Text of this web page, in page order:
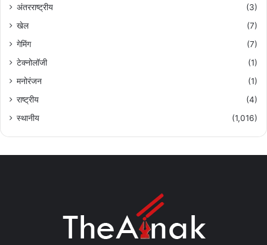
अंतरराष्ट्रीय
(3)
खेल
(7)
गेमिंग
(7)
टेक्नोलॉजी
(1)
मनोरंजन
(1)
राष्ट्रीय
(4)
स्थानीय
(1,016)